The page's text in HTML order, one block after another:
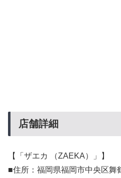
店舗詳細
【「ザエカ （ZAEKA）」】
■住所：福岡県福岡市中央区舞